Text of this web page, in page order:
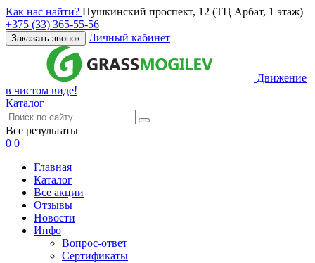
Как нас найти? Пушкинский проспект, 12 (ТЦ Арбат, 1 этаж)
+375 (33) 365-55-56
Заказать звонок Личный кабинет
Движение
в чистом виде!
Каталог
Все результаты
0 0
Главная
Каталог
Все акции
Отзывы
Новости
Инфо
Вопрос-ответ
Сертификаты